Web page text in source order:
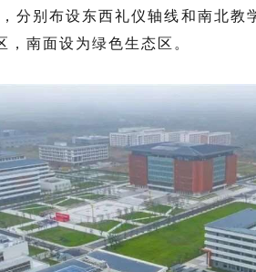
分别布设东西礼仪轴线和南北
南面设为绿色生态区。